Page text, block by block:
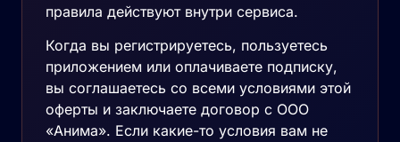
правила действуют внутри сервиса.
Когда вы регистрируетесь, пользуетесь
приложением или оплачиваете подписку,
вы соглашаетесь со всеми условиями этой
оферты и заключаете договор с ООО
«Анима». Если какие-то условия вам не